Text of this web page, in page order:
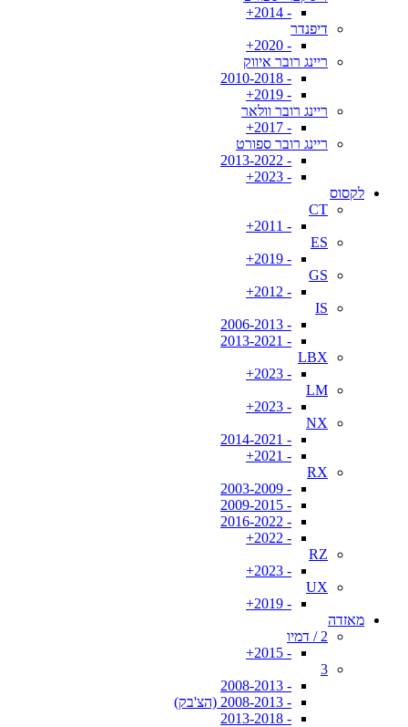
- 2014+
דיפנדר
- 2020+
ריינג רובר איווק
- 2010-2018
- 2019+
ריינג רובר וולאר
- 2017+
ריינג רובר ספורט
- 2013-2022
- 2023+
לקסוס
CT
- 2011+
ES
- 2019+
GS
- 2012+
IS
- 2006-2013
- 2013-2021
LBX
- 2023+
LM
- 2023+
NX
- 2014-2021
- 2021+
RX
- 2003-2009
- 2009-2015
- 2016-2022
- 2022+
RZ
- 2023+
UX
- 2019+
מאזדה
2 / דמיו
- 2015+
3
- 2008-2013
- 2008-2013 (הצ'בק)
- 2013-2018